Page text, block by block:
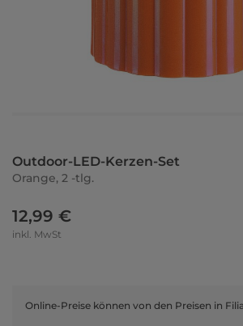
Outdoor-LED-Kerzen-Set
Orange, 2 -tlg.
12,99 €
inkl. MwSt